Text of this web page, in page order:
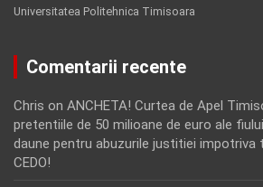
Universitatea Politehnica Timisoara
Comentarii recente
Chris on ANCHETA! Curtea de Apel
pretentiile de 50 milioane de euro ale
daune pentru abuzurile justitiei impotriva
CEDO!